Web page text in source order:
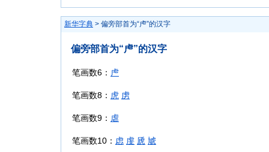
新华字典 > 偏旁部首为“虍”的汉字
偏旁部首为“虍”的汉字
笔画数6： 虍
笔画数8： 虎 虏
笔画数9： 虐
笔画数10： 虑 虔 虒 虓